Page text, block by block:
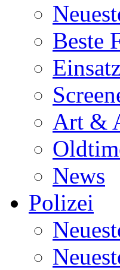
Beste
Art &
News
Polizei